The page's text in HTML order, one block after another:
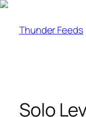
跳
Thunder Feeds
Solo